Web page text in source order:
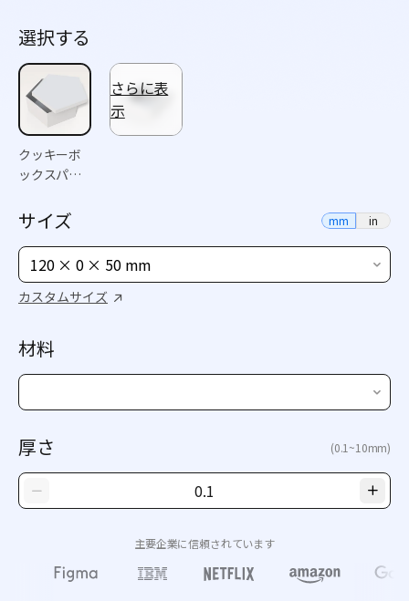
選択する
クッキーボ
ックスパッ
さらに表
示
サイズ mm in
120 × 0 × 50 mm
カスタムサイズ
材料
厚さ (0.1~10mm)
主要企業に信頼されています